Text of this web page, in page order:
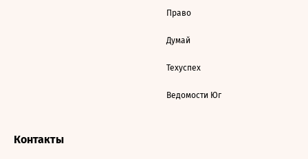
Право
Думай
Техуспех
Ведомости Юг
Контакты